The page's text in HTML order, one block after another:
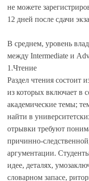
не можете
12 дней после сдачи
В среднем, уровень
между Intermediate и
1.Чтение
Раздел чтения состоит
из которых включает в
академические темы;
найти в
отрывки требуют
причинно-
аргументации.
идее, деталях,
словарном запасе,